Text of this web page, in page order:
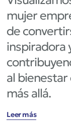
mujer
de
inspiradora
al
más allá.
Leer más